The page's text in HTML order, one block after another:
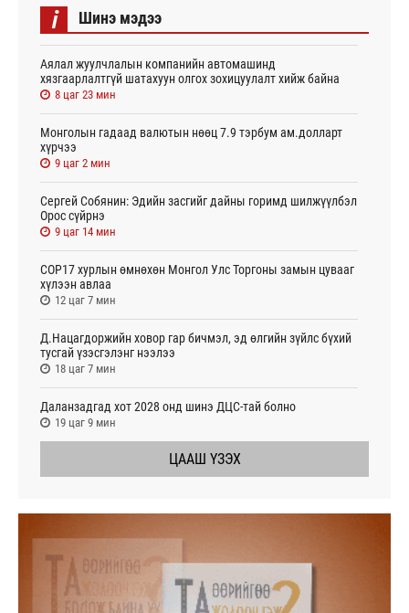
i Шинэ мэдээ
Аялал жуулчлалын компанийн автомашинд
хязгаарлалтгүй шатахуун олгох зохицуулалт хийж байна
8 цаг 23 мин
Монголын гадаад валютын нөөц 7.9 тэрбум ам.долларт
хүрчээ
9 цаг 2 мин
Сергей Собянин: Эдийн засгийг дайны горимд шилжүүлбэл
Орос сүйрнэ
9 цаг 14 мин
COP17 хурлын өмнөхөн Монгол Улс Торгоны замын цувааг
хүлээн авлаа
12 цаг 7 мин
Д.Нацагдоржийн ховор гар бичмэл, эд өлгийн зүйлс бүхий
тусгай үзэсгэлэнг нээлээ
18 цаг 7 мин
Даланзадгад хот 2028 онд шинэ ДЦС-тай болно
19 цаг 9 мин
ЦААШ ҮЗЭХ